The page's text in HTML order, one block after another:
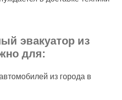
эвакуатор из
для:
из города в